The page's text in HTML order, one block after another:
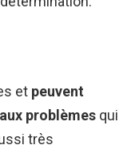
et peuvent
problèmes qui
très